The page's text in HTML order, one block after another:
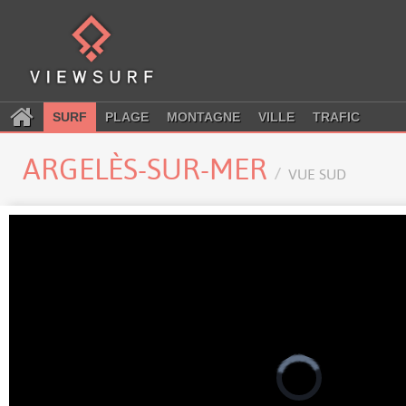
SURF PLAGE MONTAGNE VILLE TRAFIC
ARGELÈS-SUR-MER VUE SUD